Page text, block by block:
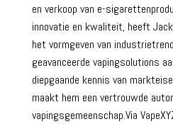
en verkoop van e-
innovatie en kwaliteit, heeft
het vormgeven van
geavanceerde vapingsolutions
diepgaande kennis van
maakt hem een vertrouwde
vapingsgemeenschap.Via